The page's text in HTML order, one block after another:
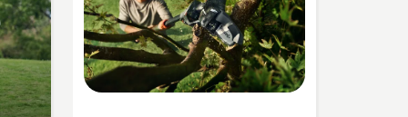
tronçonneuses.